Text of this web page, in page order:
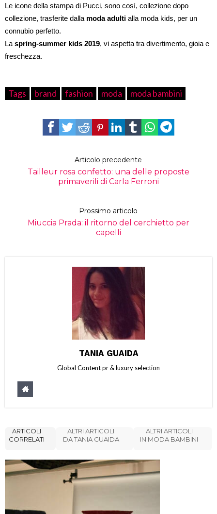
Le icone della stampa di Pucci, sono così, collezione dopo
collezione, trasferite dalla moda adulti alla moda kids, per un
connubio perfetto.
La spring-summer kids 2019, vi aspetta tra divertimento, gioia e
freschezza.
Tags brand fashion moda moda bambini
Articolo precedente
Tailleur rosa confetto: una delle proposte
primaverili di Carla Ferroni
Prossimo articolo
Miuccia Prada: il ritorno del cerchietto per
capelli
TANIA GUAIDA
Global Content pr & luxury selection
ARTICOLI
CORRELATI
ALTRI ARTICOLI
DA TANIA GUAIDA
ALTRI ARTICOLI
IN MODA BAMBINI